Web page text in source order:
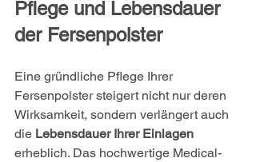
Pflege und Lebensdauer
der Fersenpolster
Eine gründliche Pflege Ihrer
Fersenpolster steigert nicht nur deren
Wirksamkeit, sondern verlängert auch
die Lebensdauer Ihrer Einlagen
erheblich. Das hochwertige Medical-